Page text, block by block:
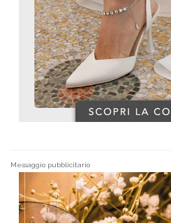
Messaggio pubblicitario